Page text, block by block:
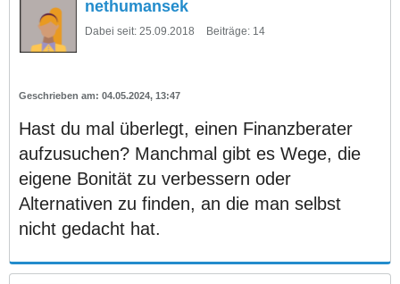
nethumansek
Dabei seit: 25.09.2018 Beiträge: 14
04.05.2024, 13:47
Hast du mal überlegt, einen Finanzberater
aufzusuchen? Manchmal gibt es Wege, die
eigene Bonität zu verbessern oder
Alternativen zu finden, an die man selbst
nicht gedacht hat.